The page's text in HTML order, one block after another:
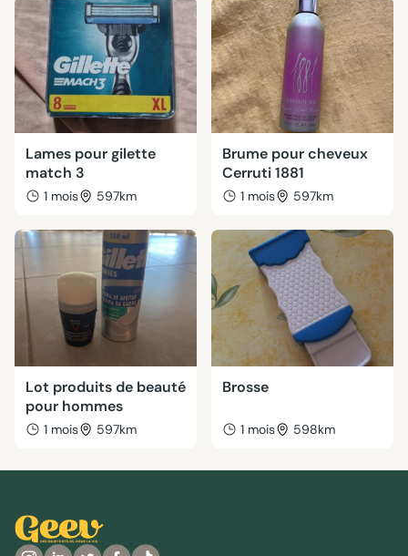
Lames pour gilette
match 3
1 mois 597km
Brume pour cheveux
Cerruti 1881
1 mois 597km
Lot produits de beauté
pour hommes
1 mois 597km
Brosse
1 mois 598km